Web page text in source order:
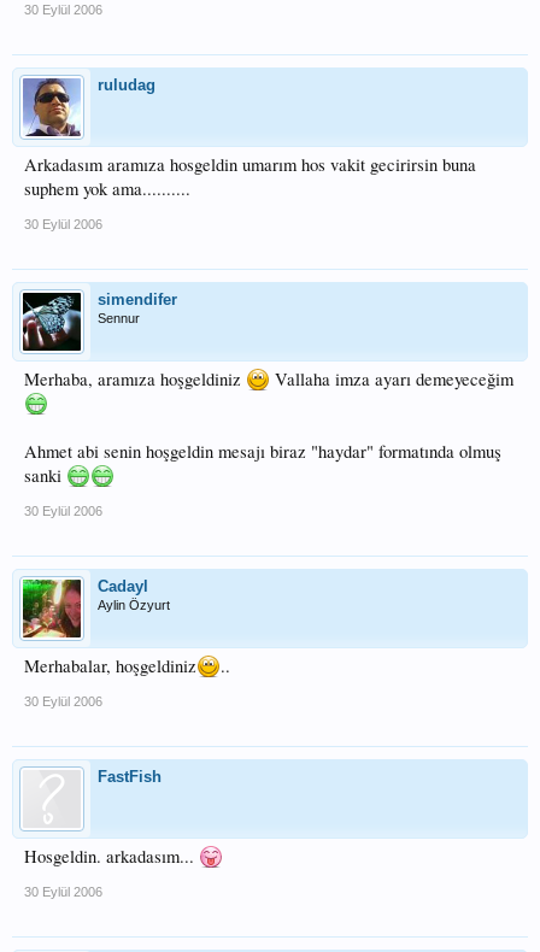
30 Eylül 2006
ruludag
Arkadasım aramıza hosgeldin umarım hos vakit gecirirsin buna
suphem yok ama..........
30 Eylül 2006
simendifer
Sennur
Merhaba, aramıza hoşgeldiniz Vallaha imza ayarı demeyeceğim
Ahmet abi senin hoşgeldin mesajı biraz "haydar" formatında olmuş
sanki
30 Eylül 2006
Cadayl
Aylin Özyurt
Merhabalar, hoşgeldiniz ..
30 Eylül 2006
FastFish
Hosgeldin. arkadasım...
30 Eylül 2006